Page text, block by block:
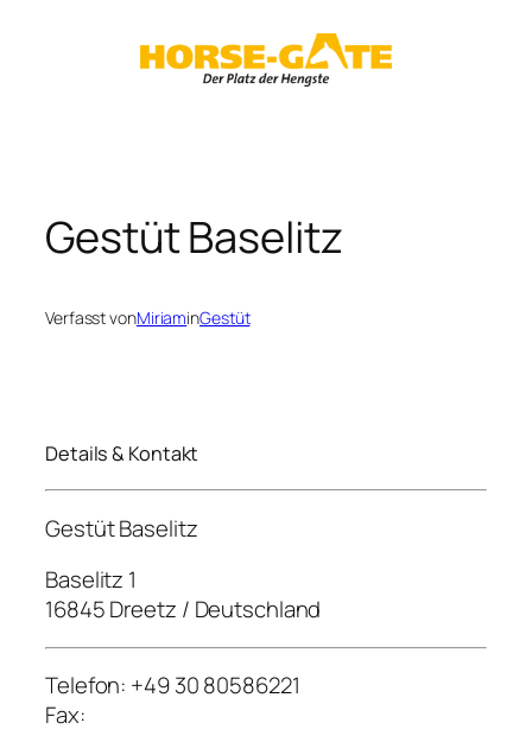
Gestüt Baselitz
Verfasst vonMiriaminGestüt
Details & Kontakt
Gestüt Baselitz
Baselitz 1
16845 Dreetz / Deutschland
Telefon: +49 30 80586221
Fax: